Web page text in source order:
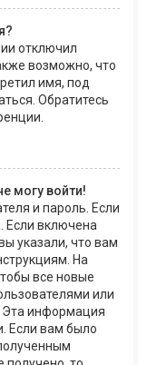
отключил
возможно, что
имя, под
Обратитесь
могу войти!
и пароль. Если
Если включена
указали, что вам
На
все новые
или
Эта информация
Если вам было